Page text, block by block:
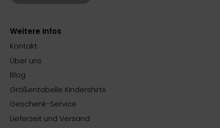
Weitere Infos
Kontakt
Über uns
Blog
Größentabelle Kindershirts
Geschenk-Service
Lieferzeit und Versand